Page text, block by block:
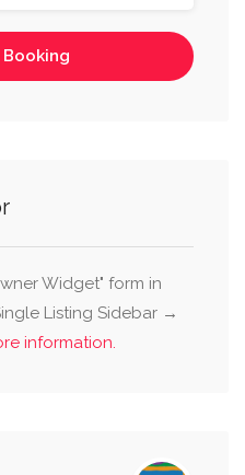
Widget" form in
Listing Sidebar →
information.